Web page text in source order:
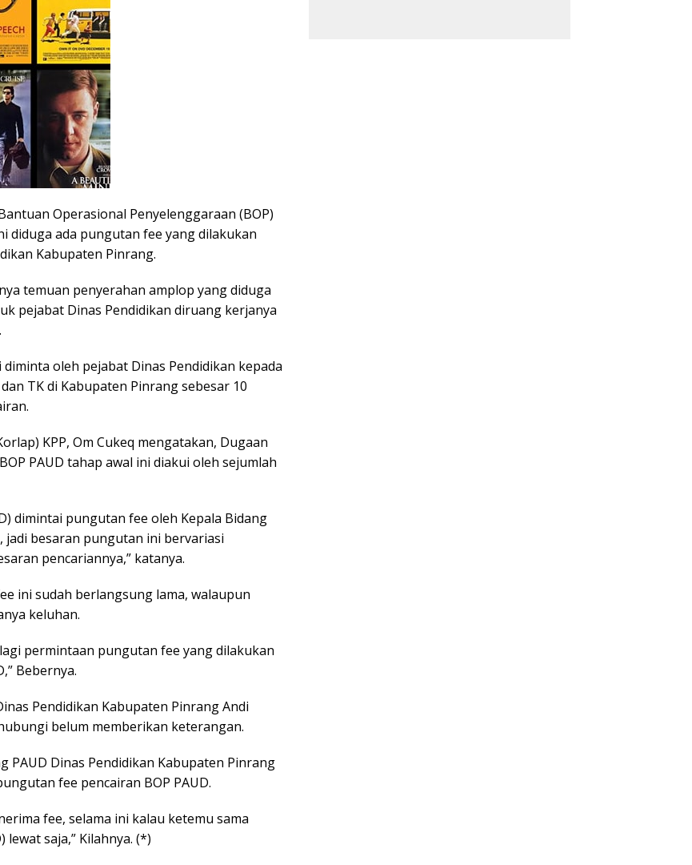
Operasional Penyelenggaraan (BOP)
diduga ada pungutan fee yang dilakukan
Kabupaten Pinrang.
temuan penyerahan amplop yang diduga
pejabat Dinas Pendidikan diruang kerjanya
oleh pejabat Dinas Pendidikan kepada
TK di Kabupaten Pinrang sebesar 10
KPP, Om Cukeq mengatakan, Dugaan
PAUD tahap awal ini diakui oleh sejumlah
dimintai pungutan fee oleh Kepala Bidang
jadi besaran pungutan ini bervariasi
pencariannya,” katanya.
ini sudah berlangsung lama, walaupun
keluhan.
permintaan pungutan fee yang dilakukan
Bebernya.
Pendidikan Kabupaten Pinrang Andi
belum memberikan keterangan.
PAUD Dinas Pendidikan Kabupaten Pinrang
fee pencairan BOP PAUD.
fee, selama ini kalau ketemu sama
lewat saja,” Kilahnya. (*)